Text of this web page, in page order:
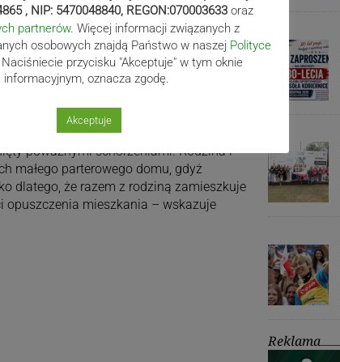
na pomoc niepełnosprawnemu
poważnymi schorzeniami. Rodzina i
małego parterowego domu, gdyż
dlatego, że razem z rodziną zamieszkuje
opuszczenia mieszkania – wskazuje
Reklama
, NIP: 5470048840, REGON:070003633 oraz
partnerów. Więcej informacji związanych z
osobowych znajdą Państwo w naszej Polityce
. Naciśniecie przycisku "Akceptuje" w tym oknie
informacyjnym, oznacza zgodę.
Akceptuje